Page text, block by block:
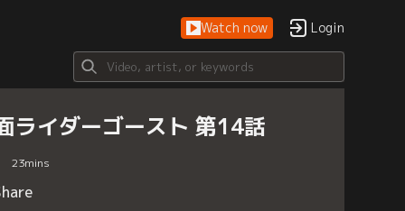
Watch now Login
ライダーゴースト 第14話
23mins